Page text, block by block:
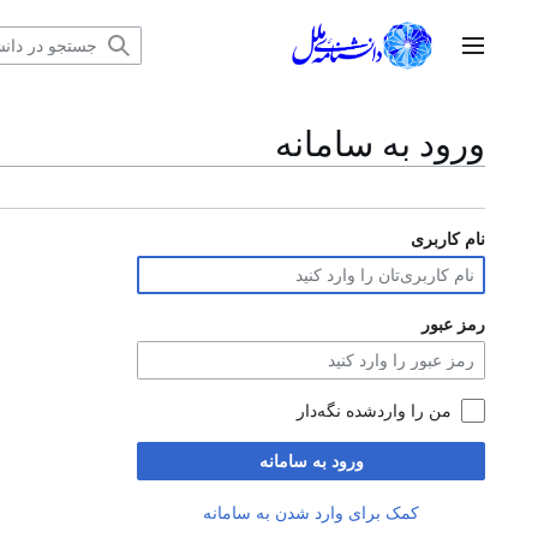
منوی اصلی
ورود به سامانه
نام کاربری
رمز عبور
من را واردشده نگه‌دار
ورود به سامانه
کمک برای وارد شدن به سامانه